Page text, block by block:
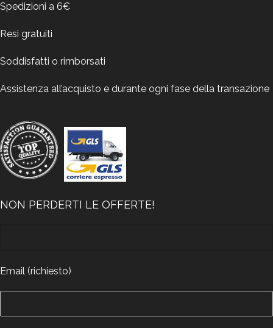
Spedizioni a 6€
Resi gratuiti
Soddisfatti o rimborsati
Assistenza all’acquisto e durante ogni fase della transazione
NON PERDERTI LE OFFERTE!
Email (richiesto)